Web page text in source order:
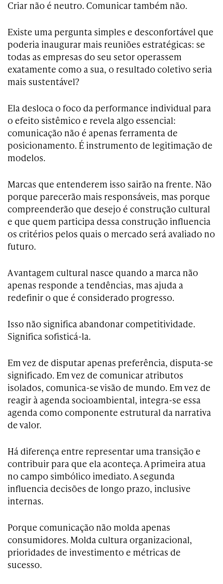
Criar não é neutro. Comunicar também não.
Existe uma pergunta simples e desconfortável que
poderia inaugurar mais reuniões estratégicas: se
todas as empresas do seu setor operassem
exatamente como a sua, o resultado coletivo seria
mais sustentável?
Ela desloca o foco da performance individual para
o efeito sistêmico e revela algo essencial:
comunicação não é apenas ferramenta de
posicionamento. É instrumento de legitimação de
modelos.
Marcas que entenderem isso sairão na frente. Não
porque parecerão mais responsáveis, mas porque
compreenderão que desejo é construção cultural
e que quem participa dessa construção influencia
os critérios pelos quais o mercado será avaliado no
futuro.
A vantagem cultural nasce quando a marca não
apenas responde a tendências, mas ajuda a
redefinir o que é considerado progresso.
Isso não significa abandonar competitividade.
Significa sofisticá-la.
Em vez de disputar apenas preferência, disputa-se
significado. Em vez de comunicar atributos
isolados, comunica-se visão de mundo. Em vez de
reagir à agenda socioambiental, integra-se essa
agenda como componente estrutural da narrativa
de valor.
Há diferença entre representar uma transição e
contribuir para que ela aconteça. A primeira atua
no campo simbólico imediato. A segunda
influencia decisões de longo prazo, inclusive
internas.
Porque comunicação não molda apenas
consumidores. Molda cultura organizacional,
prioridades de investimento e métricas de
sucesso.